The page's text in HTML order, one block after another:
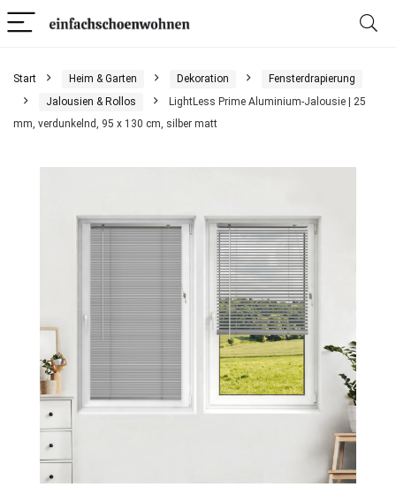
Start Heim & Garten Dekoration
Fensterdrapierung
Jalousien & Rollos
LightLess Prime Aluminium-Jalousie | 25
mm, verdunkelnd, 95 x 130 cm, silber matt